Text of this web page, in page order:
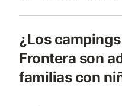
¿Los
Frontera son
familias con